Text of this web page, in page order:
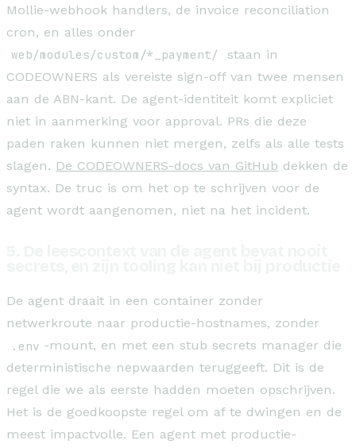
Mollie-webhook handlers, de invoice reconciliation
cron, en alles onder
web/modules/custom/*_payment/
staan in
CODEOWNERS als vereiste sign-off van twee mensen
aan de ABN-kant. De agent-identiteit komt expliciet
niet in aanmerking voor approval. PRs die deze
paden raken kunnen niet mergen, zelfs als alle tests
slagen. De CODEOWNERS-docs van GitHub dekken de
syntax. De truc is om het op te schrijven voor de
agent wordt aangenomen, niet na het incident.
De agent draait in een container zonder
netwerkroute naar productie-hostnames, zonder
.env -mount, en met een stub secrets manager die
deterministische nepwaarden teruggeeft. Dit is de
regel die we als eerste hadden moeten opschrijven.
Het is de goedkoopste regel om af te dwingen en de
meest impactvolle. Een agent met productie-